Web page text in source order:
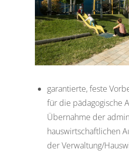
garantierte, feste
für die pädagogische
Übernahme der
hauswirtschaftlichen
der Verwaltung/